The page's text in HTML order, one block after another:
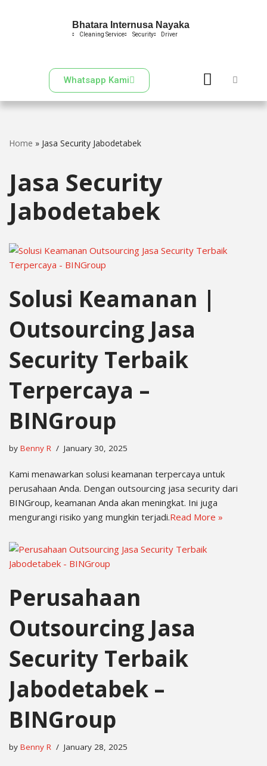
Bhatara Internusa Nayaka
Cleaning Service Security Driver
Whatsapp Kami
Home » Jasa Security Jabodetabek
Jasa Security
Jabodetabek
Solusi Keamanan |
Outsourcing Jasa
Security Terbaik
Terpercaya –
BINGroup
by Benny R January 30, 2025
Kami menawarkan solusi keamanan terpercaya untuk
perusahaan Anda. Dengan outsourcing jasa security dari
BINGroup, keamanan Anda akan meningkat. Ini juga
mengurangi risiko yang mungkin terjadi.Read More »
Perusahaan
Outsourcing Jasa
Security Terbaik
Jabodetabek –
BINGroup
by Benny R January 28, 2025